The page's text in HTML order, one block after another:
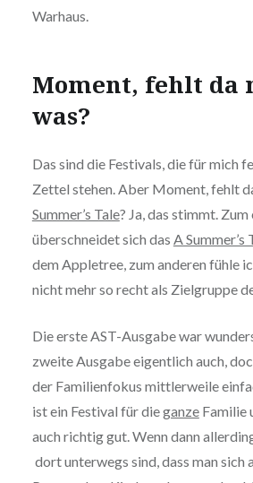
Warhaus.
Moment, fehlt da
was?
Das sind die Festivals, die für mich
Zettel stehen. Aber Moment, fehlt
Summer’s Tale? Ja, das stimmt. Zum
überschneidet sich das A Summer’s
dem Appletree, zum anderen fühle
nicht mehr so recht als Zielgruppe
Die erste AST-Ausgabe war
zweite Ausgabe eigentlich auch,
der Familienfokus mittlerweile
ist ein Festival für dieganzeFamilie
auch richtig gut. Wenn dann
dort unterwegs sind, dass man sich